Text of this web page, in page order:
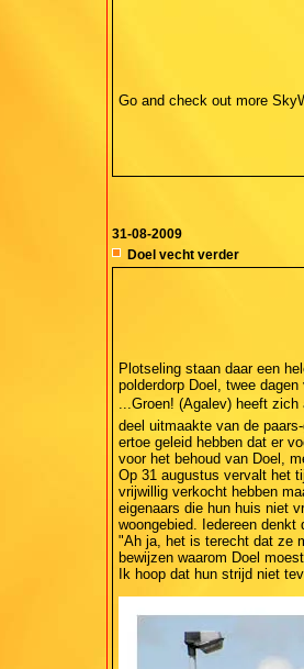
Go and check out more
31-08-2009
Doel vecht verder
Plotseling staan daar een
polderdorp Doel, twee
...Groen! (Agalev) heeft
deel uitmaakte van de
ertoe geleid hebben dat er
voor het behoud van Doel,
Op 31 augustus vervalt het
vrijwillig verkocht hebben
eigenaars die hun huis niet
woongebied. Iedereen
"Ah ja, het is terecht dat ze
bewijzen waarom Doel
Ik hoop dat hun strijd niet